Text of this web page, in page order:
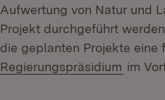
Aufwertung von Natur und
Projekt durchgeführt
die geplanten Projekte
Regierungspräsidium im